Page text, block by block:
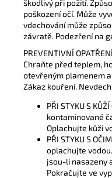
škodlivý při požití.
poškození očí. Může
vdechování může
závratě. Podezření na
PREVENTIVNÍ
Chraňte před teplem,
otevřeným plamenem
Zákaz kouření.
PŘI STYKU S
kontaminované
Oplachujte kůži
PŘI STYKU S
oplachujte
jsou-li nasazeny
Pokračujte ve